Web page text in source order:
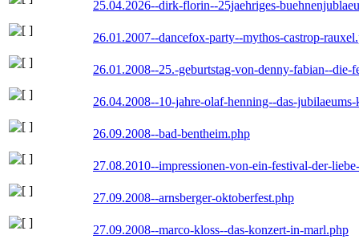
25.04.2026--dirk-florin--25jaehriges-
26.01.2007--dancefox-party--mythos-castrop-
26.01.2008--25.-geburtstag-von-denny-fabian--die-
26.04.2008--10-jahre-olaf-henning--das-
26.09.2008--bad-bentheim.php
27.08.2010--impressionen-von-ein-festival-der-
27.09.2008--arnsberger-oktoberfest.php
27.09.2008--marco-kloss--das-konzert-in-marl.php